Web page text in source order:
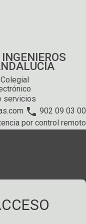
servicios
phone 902 09 03 00
por control remoto